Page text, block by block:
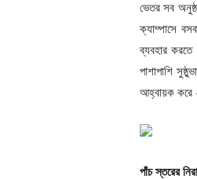
ভেতর সব
ক্যাম্পাসে
ব্যবহার করতে
পাশাপাশি
আহ্বায়ক করে
পাঁচ স্তরের